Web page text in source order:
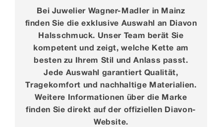
Bei Juwelier Wagner-Madler in Mainz
finden Sie die exklusive Auswahl an Diavon
Halsschmuck. Unser Team berät Sie
kompetent und zeigt, welche Kette am
besten zu Ihrem Stil und Anlass passt.
Jede Auswahl garantiert Qualität,
Tragekomfort und nachhaltige Materialien.
Weitere Informationen über die Marke
finden Sie direkt auf der offiziellen Diavon-
Website.